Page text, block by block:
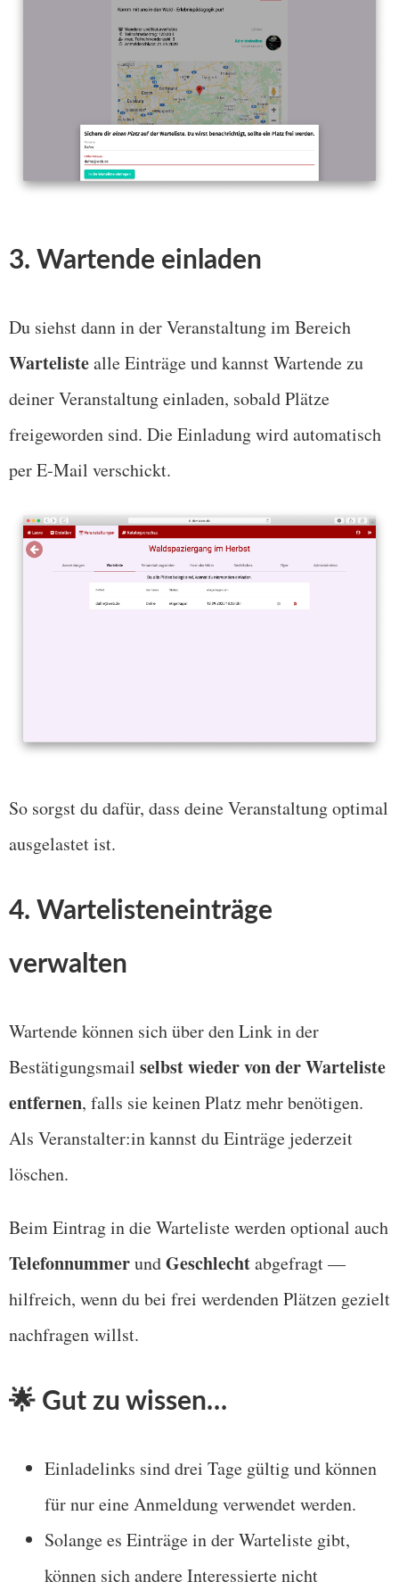
3. Wartende einladen
Du siehst dann in der Veranstaltung im Bereich
Wartelistealle Einträge und kannst Wartende zu
deiner Veranstaltung einladen, sobald Plätze
freigeworden sind. Die Einladung wird automatisch
per E-Mail verschickt.
So sorgst du dafür, dass deine Veranstaltung optimal
ausgelastet ist.
4. Wartelisteneinträge
verwalten
Wartende können sich über den Link in der
Bestätigungsmail selbst wieder von der Warteliste
entfernen, falls sie keinen Platz mehr benötigen.
Als Veranstalter:in kannst du Einträge jederzeit
löschen.
Beim Eintrag in die Warteliste werden optional auch
TelefonnummerundGeschlechtabgefragt —
hilfreich, wenn du bei frei werdenden Plätzen gezielt
nachfragen willst.
🌟 Gut zu wissen…
Einladelinks sind drei Tage gültig und können
für nur eine Anmeldung verwendet werden.
Solange es Einträge in der Warteliste gibt,
können sich andere Interessierte nicht